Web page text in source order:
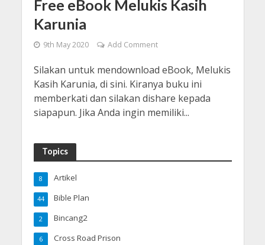
Free eBook Melukis Kasih
Karunia
9th May 2020 Add Comment
Silakan untuk mendownload eBook, Melukis
Kasih Karunia, di sini. Kiranya buku ini
memberkati dan silakan dishare kepada
siapapun. Jika Anda ingin memiliki...
Topics
Artikel
8
Bible Plan
44
Bincang2
2
Cross Road Prison
6